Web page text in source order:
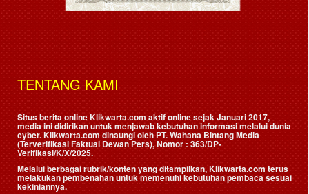
TENTANG KAMI
Situs berita online Klikwarta.com aktif online sejak Januari 2017,
media ini didirikan untuk menjawab kebutuhan informasi melalui dunia
cyber. Klikwarta.com dinaungi oleh PT. Wahana Bintang Media
(Terverifikasi Faktual Dewan Pers), Nomor : 363/DP-
Verifikasi/K/X/2025.
Melalui berbagai rubrik/konten yang ditampilkan, Klikwarta.com terus
melakukan pembenahan untuk memenuhi kebutuhan pembaca sesuai
kekiniannya.